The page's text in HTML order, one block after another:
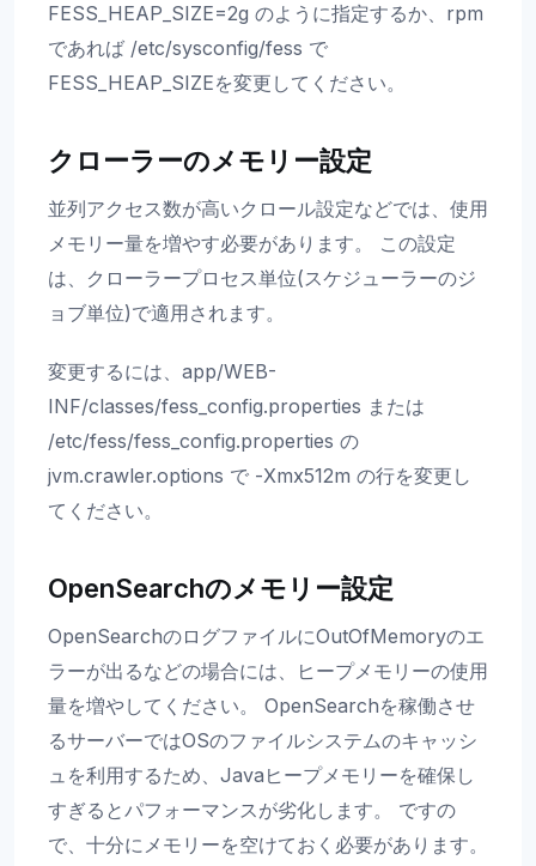
FESS_HEAP_SIZE=2g のように指定するか、rpm
であれば /etc/sysconfig/fess で
FESS_HEAP_SIZEを変更してください。
クローラーのメモリー設定
並列アクセス数が高いクロール設定などでは、使用
メモリー量を増やす必要があります。 この設定
は、クローラープロセス単位(スケジューラーのジ
ョブ単位)で適用されます。
変更するには、app/WEB-
INF/classes/fess_config.properties または
/etc/fess/fess_config.properties の
jvm.crawler.options で -Xmx512m の行を変更し
てください。
OpenSearchのメモリー設定
OpenSearchのログファイルにOutOfMemoryのエ
ラーが出るなどの場合には、ヒープメモリーの使用
量を増やしてください。 OpenSearchを稼働させ
るサーバーではOSのファイルシステムのキャッシ
ュを利用するため、Javaヒープメモリーを確保し
すぎるとパフォーマンスが劣化します。 ですの
で、十分にメモリーを空けておく必要があります。